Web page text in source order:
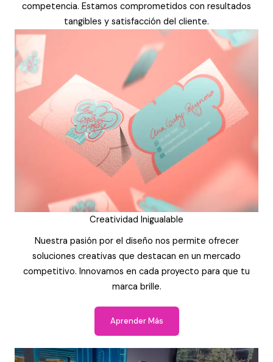
competencia. Estamos comprometidos con resultados
tangibles y satisfacción del cliente.
Creatividad Inigualable
Nuestra pasión por el diseño nos permite ofrecer
soluciones creativas que destacan en un mercado
competitivo. Innovamos en cada proyecto para que tu
marca brille.
Aprender Más